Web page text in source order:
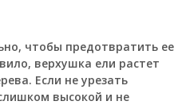
чтобы предотвратить ее
верхушка ели растет
Если не урезать
высокой и не